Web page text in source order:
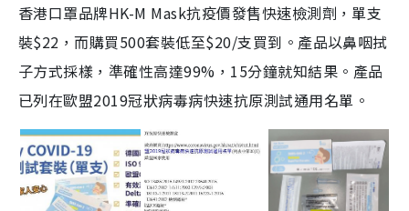
香港口罩品牌HK-M Mask抗疫價發售快速檢測劑，單支
裝$22，而購買500套裝低至$20/支買到。產品以鼻咽拭
子方式採樣，準確性高達99%，15分鐘就知結果。產品
已列在歐盟2019冠狀病毒病快速抗原測試通用名單。